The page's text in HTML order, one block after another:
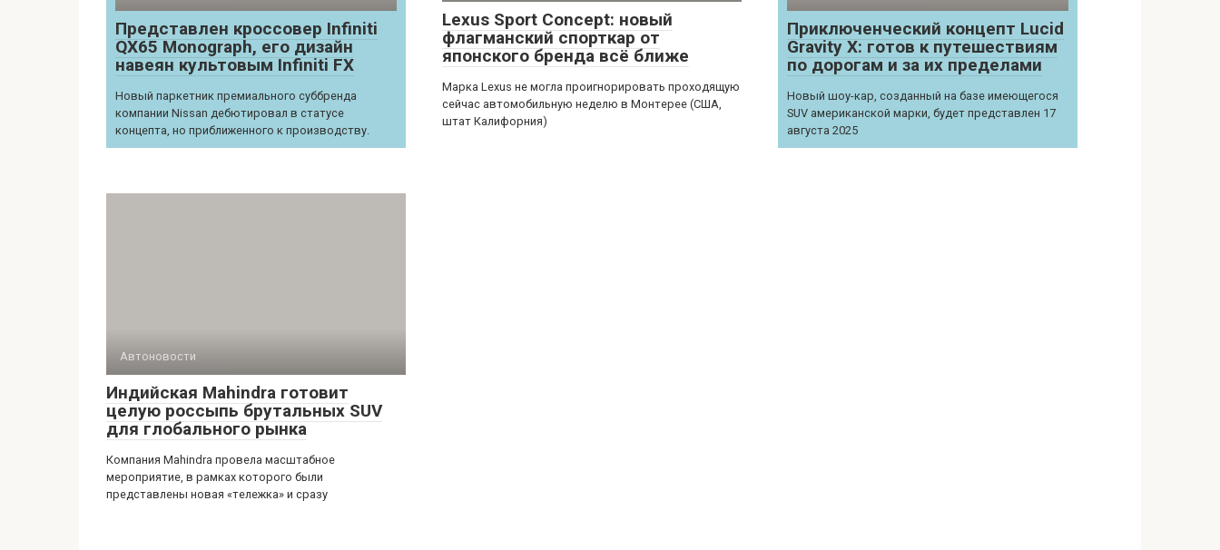
Представлен кроссовер Infiniti
QX65 Monograph, его дизайн
навеян культовым Infiniti FX
Новый паркетник премиального суббренда
компании Nissan дебютировал в статусе
концепта, но приближенного к производству.
Lexus Sport Concept: новый
флагманский спорткар от
японского бренда всё ближе
Марка Lexus не могла проигнорировать проходящую
сейчас автомобильную неделю в Монтерее (США,
штат Калифорния)
Приключенческий концепт Lucid
Gravity X: готов к путешествиям
по дорогам и за их пределами
Новый шоу-кар, созданный на базе имеющегося
SUV американской марки, будет представлен 17
августа 2025
Автоновости
Индийская Mahindra готовит
целую россыпь брутальных SUV
для глобального рынка
Компания Mahindra провела масштабное
мероприятие, в рамках которого были
представлены новая «тележка» и сразу